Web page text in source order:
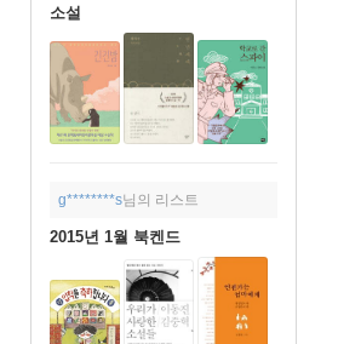
소설
g********s님의 리스트
2015년 1월 북켄드